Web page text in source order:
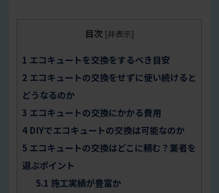
目次 [非表示]
1 エコキュートを交換をするべき目安
2 エコキュートの交換をせずに使い続けると
どうなるのか
3 エコキュートの交換にかかる費用
4 DIYでエコキュートの交換は可能なのか
5 エコキュートの交換はどこに頼む？業者を
選ぶポイント
5.1 施工実績が豊富か